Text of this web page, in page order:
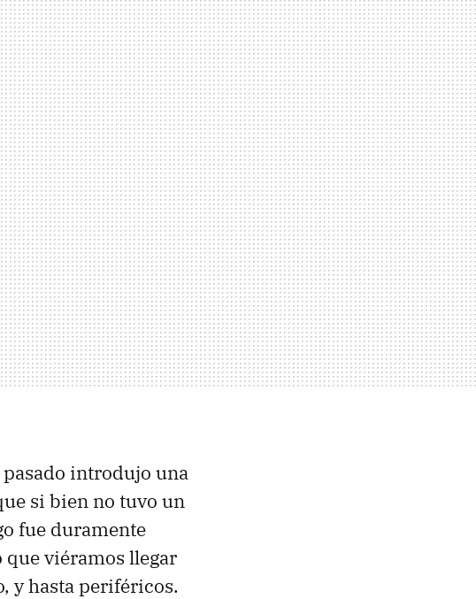
pasado introdujo una
si bien no tuvo un
fue duramente
viéramos llegar
y hasta periféricos.